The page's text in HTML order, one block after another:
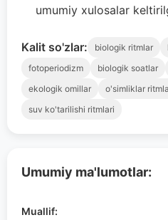
Umumiy ma'lumotlar:
Muallif:
umumiy xulosalar
Kalit so'zlar: biologik ritmlar
fotoperiodizm
biologik soatlar
ekologik omillar
o'simliklar
suv ko'tarilishi ritmlari